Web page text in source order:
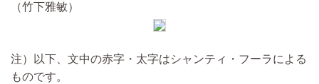
（竹下雅敏）
注）以下、文中の赤字・太字はシャンティ・フーラによる
ものです。